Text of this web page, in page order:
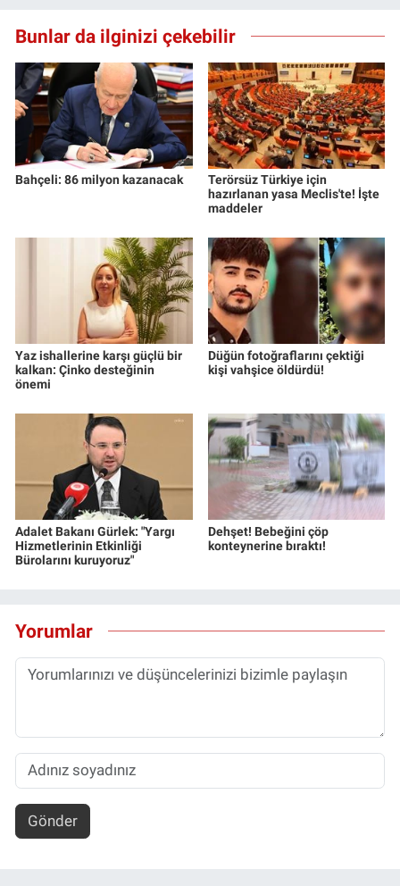
Bunlar da ilginizi çekebilir
Bahçeli: 86 milyon kazanacak
Terörsüz Türkiye için
hazırlanan yasa Meclis'te! İşte
maddeler
Yaz ishallerine karşı güçlü bir
kalkan: Çinko desteğinin
önemi
Düğün fotoğraflarını çektiği
kişi vahşice öldürdü!
Adalet Bakanı Gürlek: "Yargı
Hizmetlerinin Etkinliği
Bürolarını kuruyoruz"
Dehşet! Bebeğini çöp
konteynerine bıraktı!
Yorumlar
Gönder